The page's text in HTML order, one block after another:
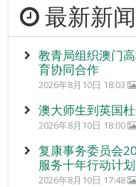
最新新闻
教青局组织澳门
育协同合作
2026年8月10日 18:03
澳大师生到英国
2026年8月10日 18:00
复康事务委员会
服务十年行动计
2026年8月10日 17:48